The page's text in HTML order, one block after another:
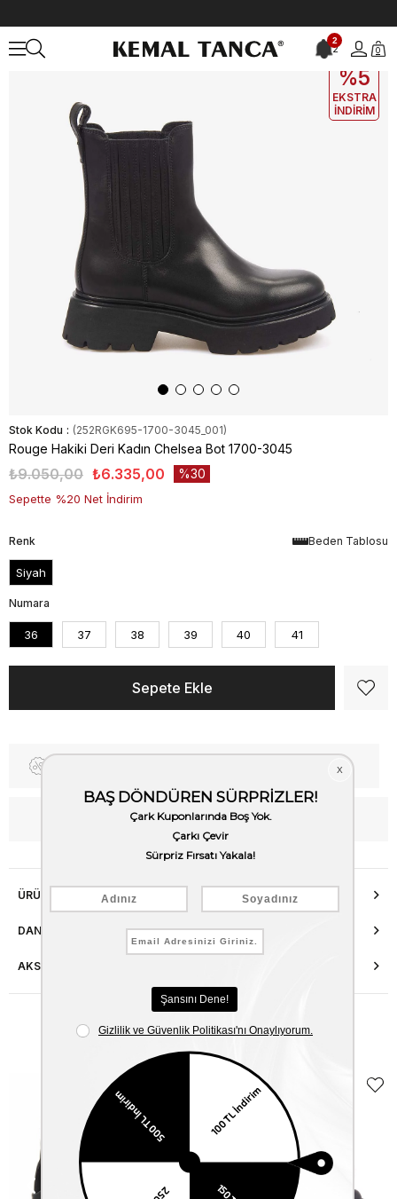
2
2 0
EKLE5
%5
EKSTRA
İNDİRİM
Stok Kodu (252RGK695-1700-3045_001)
Rouge Hakiki Deri Kadın Chelsea Bot 1700-3045
₺9.050,00 ₺6.335,00 30
Sepette %20 Net İndirim
Beden Tablosu
Renk
Siyah
Numara
36 37 38 39 40 41
WhatsApp’tan Bilgi Al
ÜRÜN ÖZELLIKLERI
DANIŞMA HATTI
AKSESUAR ONARIMI
Benzer Ürünler
EKSTRA
İNDİRİM